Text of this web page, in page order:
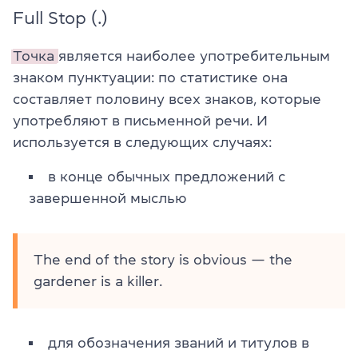
Full Stop (.)
Точка является наиболее употребительным
знаком пунктуации: по статистике она
составляет половину всех знаков, которые
употребляют в письменной речи. И
используется в следующих случаях:
в конце обычных предложений с
завершенной мыслью
The end of the story is obvious — the
gardener is a killer.
для обозначения званий и титулов в